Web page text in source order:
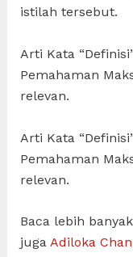
istilah tersebut.
Arti Kata
Pemahaman
relevan.
Arti Kata
Pemahaman
relevan.
Baca lebih
juga Adiloka